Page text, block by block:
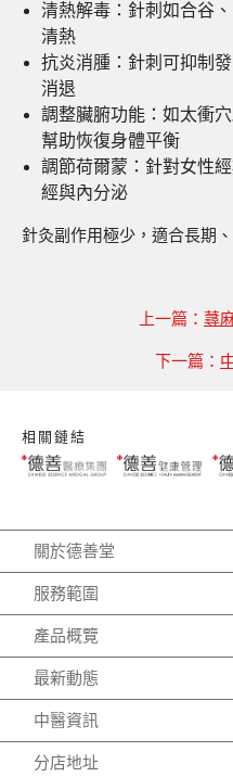
清熱解毒：針刺如合谷
清熱
抗炎消腫：針刺可抑制
消退
調整臟腑功能：如太衝
幫助恢復身體平衡
調節荷爾蒙：針對女性
經與內分泌
針灸副作用極少，適合長期
上一篇： 蕁
下一篇：
相關鏈結
關於德善堂
服務範圍
產品概覽
最新動態
中醫資訊
分店地址